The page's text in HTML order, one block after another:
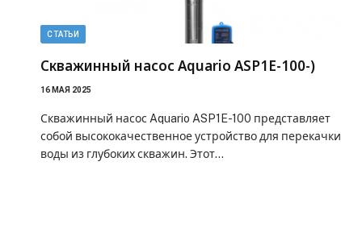
СТАТЬИ
Скважинный насос Aquario ASP1E-100-)
16 МАЯ 2025
Скважинный насос Aquario ASP1E-100 представляет
собой высококачественное устройство для перекачки
воды из глубоких скважин. Этот…